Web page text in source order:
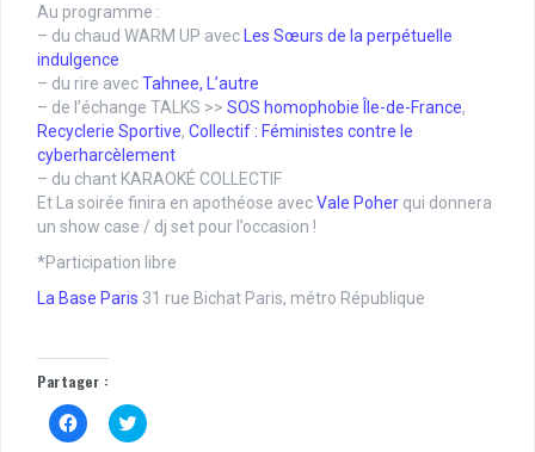
Au programme :
– du chaud WARM UP avecLes Sœurs de la perpétuelle
indulgence
– du rire avecTahnee, L’autre
– de l’échange TALKS >> SOS homophobie Île-de-France,
Recyclerie Sportive, Collectif : Féministes contre le
cyberharcèlement
– du chant KARAOKÉ COLLECTIF
Et La soirée finira en apothéose avecVale Poher qui donnera
un show case / dj set pour l’occasion !
*Participation libre
La Base Paris 31 rue Bichat Paris, métro République
Partager :
C
l
C
l